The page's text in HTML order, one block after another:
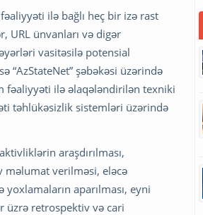
ilə bağlı heç bir izə rast
URL ünvanları və digər
vasitəsilə potensial
şəbəkəsi üzərində
fəaliyyəti ilə əlaqələndirilən texniki
təhlükəsizlik sistemləri üzərində
araşdırılması,
verilməsi, eləcə
aparılması, eyni
üzrə retrospektiv və cari